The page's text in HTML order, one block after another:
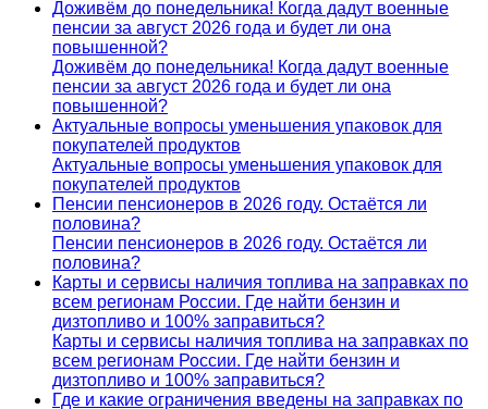
Доживём до понедельника! Когда дадут военные
пенсии за август 2026 года и будет ли она
повышенной?
Доживём до понедельника! Когда дадут военные
пенсии за август 2026 года и будет ли она
повышенной?
Актуальные вопросы уменьшения упаковок для
покупателей продуктов
Актуальные вопросы уменьшения упаковок для
покупателей продуктов
Пенсии пенсионеров в 2026 году. Остаётся ли
половина?
Пенсии пенсионеров в 2026 году. Остаётся ли
половина?
Карты и сервисы наличия топлива на заправках по
всем регионам России. Где найти бензин и
дизтопливо и 100% заправиться?
Карты и сервисы наличия топлива на заправках по
всем регионам России. Где найти бензин и
дизтопливо и 100% заправиться?
Где и какие ограничения введены на заправках по